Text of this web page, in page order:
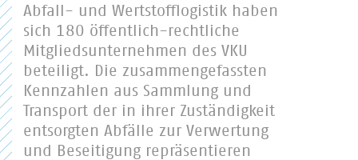
Abfall- und Wertstofflogistik haben
sich 180 öffentlich-rechtliche
Mitgliedsunternehmen des VKU
beteiligt. Die zusammengefassten
Kennzahlen aus Sammlung und
Transport der in ihrer Zuständigkeit
entsorgten Abfälle zur Verwertung
und Beseitigung repräsentieren